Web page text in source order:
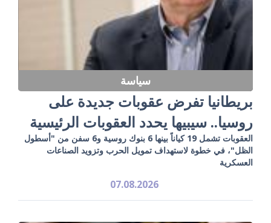
سياسة
بريطانيا تفرض عقوبات جديدة على
روسيا.. سيبيها يحدد العقوبات الرئيسية
العقوبات تشمل 19 كياناً بينها 6 بنوك روسية و6 سفن من "أسطول
الظل"، في خطوة لاستهداف تمويل الحرب وتزويد الصناعات
العسكرية
07.08.2026